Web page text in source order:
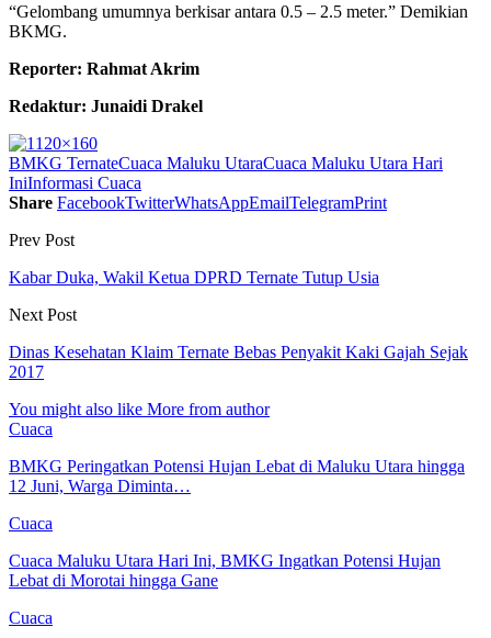
“Gelombang umumnya berkisar antara 0.5 – 2.5 meter.” Demikian
BKMG.
Reporter: Rahmat Akrim
Redaktur: Junaidi Drakel
BMKG TernateCuaca Maluku UtaraCuaca Maluku Utara Hari
IniInformasi Cuaca
Share FacebookTwitterWhatsAppEmailTelegramPrint
Prev Post
Kabar Duka, Wakil Ketua DPRD Ternate Tutup Usia
Next Post
Dinas Kesehatan Klaim Ternate Bebas Penyakit Kaki Gajah Sejak
2017
You might also like More from author
Cuaca
BMKG Peringatkan Potensi Hujan Lebat di Maluku Utara hingga
12 Juni, Warga Diminta…
Cuaca
Cuaca Maluku Utara Hari Ini, BMKG Ingatkan Potensi Hujan
Lebat di Morotai hingga Gane
Cuaca